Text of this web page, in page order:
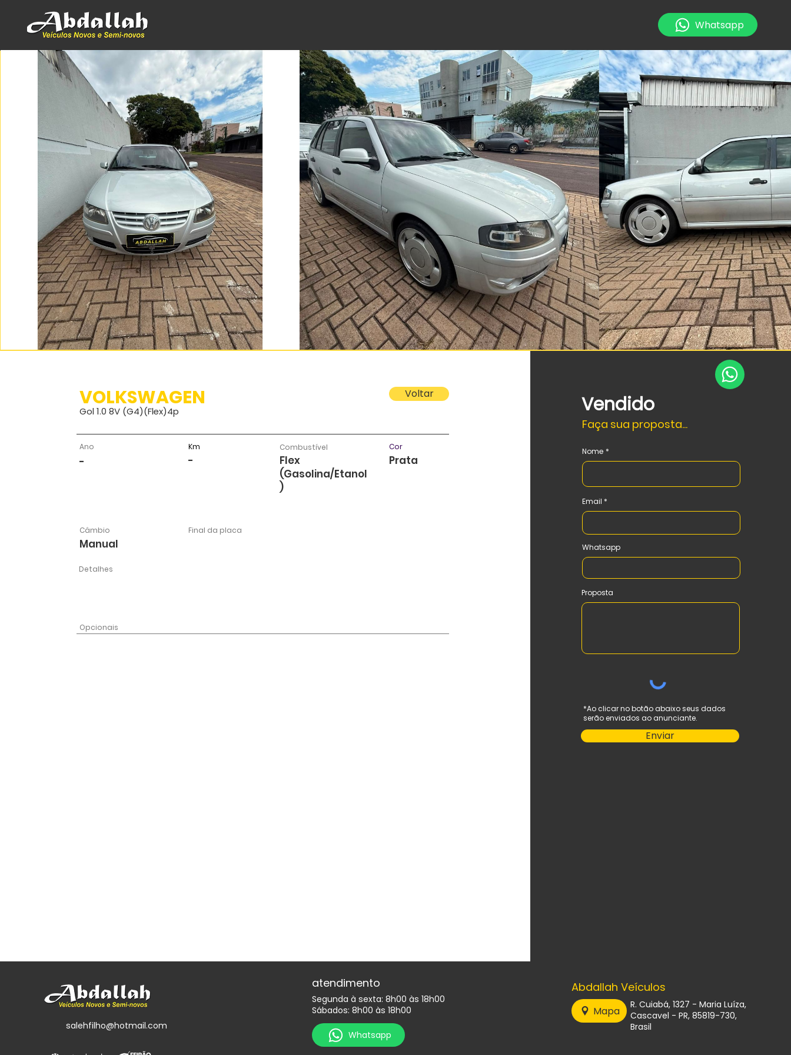
Whatsapp
VOLKSWAGEN
Gol 1.0 8V (G4)(Flex)4p
Voltar
Ano
-
Km
-
Combustível
Flex
(Gasolina/Etanol
)
Cor
Prata
Câmbio
Manual
Final da placa
Detalhes
Opcionais
Vendido
Faça sua proposta...
Nome
Email
Whatsapp
Proposta
*Ao clicar no botão abaixo seus dados
serão enviados ao anunciante.
Enviar
salehfilho@hotmail.com
atendimento
Segunda à sexta: 8h00 às 18h00
Sábados: 8h00 às 18h00
Whatsapp
Abdallah Veículos
Mapa
R. Cuiabá, 1327 - Maria Luíza,
Cascavel - PR, 85819-730,
Brasil